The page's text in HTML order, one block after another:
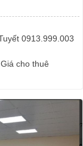
0913.999.003
cho thuê